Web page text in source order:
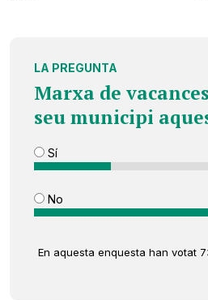
LA PREGUNTA
Marxa de
seu municipi
Sí
No
En aquesta enquesta han votat